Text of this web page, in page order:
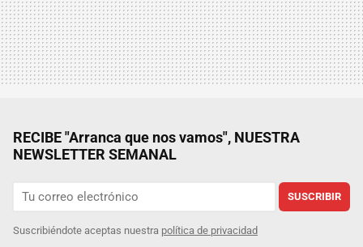
RECIBE "Arranca que nos vamos", NUESTRA
NEWSLETTER SEMANAL
SUSCRIBIR
Suscribiéndote aceptas nuestra política de privacidad